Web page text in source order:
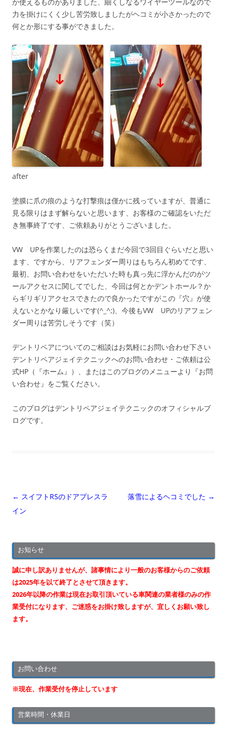
力を掛けにくく少し苦労致しましたがヘコミが小さかったので
何とか形にする事ができました。
after
塗膜に爪の痕のような打撃痕は僅かに残っていますが、普通に
見る限りはまず解らないと思います、お客様のご確認をいただ
き無事終了です、ご依頼ありがとうございました。
VW UPを作業したのは恐らくまだ今回で3回目ぐらいだと思い
ます、ですから、リアフェンダー周りはもちろん初めてです、
最初、お問い合わせをいただいた時も真っ先に浮かんだのがツ
ールアクセスに関してでした、今回は何とかデントホール？か
らギリギリアクセスできたので良かったですがこの『穴』が使
えないとかなり厳しいです(^_^;)、今後もVW UPのリアフェン
ダー周りは苦労しそうです（笑）
デントリペアについてのご相談はお気軽にお問い合わせ下さい
デントリペアジェイテクニックへのお問い合わせ・ご依頼は公
式HP（『ホーム』）、またはこのブログのメニューより『お問
い合わせ』をご覧ください。
このブログはデントリペアジェイテクニックのオフィシャルブ
ログです。
投
稿
ゲ
ー
シ
ョ
ン
← スイフトRSのドアプレスラ
イン
落雪によるヘコミでした →
お知らせ
誠に申し訳ありませんが、諸事情により一般のお客様からのご依頼
は2025年を以て終了とさせて頂きます。
2026年以降の作業は現在お取引頂いている車関連の業者様のみの作
業受付になります、ご迷惑をお掛け致しますが、宜しくお願い致し
ます。
お問い合わせ
※現在、作業受付を停止しています
営業時間・休業日